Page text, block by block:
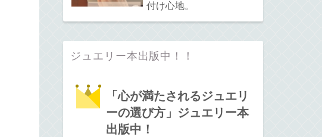
付け心地。
ジュエリー本出版中！！
「心が満たされるジュエリ
ーの選び方」ジュエリー本
出版中！